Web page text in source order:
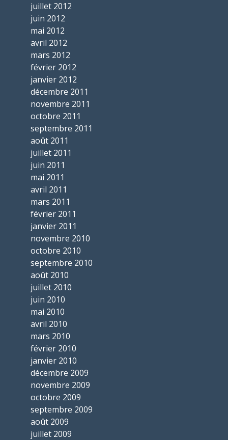
juillet 2012
juin 2012
mai 2012
avril 2012
mars 2012
février 2012
janvier 2012
décembre 2011
novembre 2011
octobre 2011
septembre 2011
août 2011
juillet 2011
juin 2011
mai 2011
avril 2011
mars 2011
février 2011
janvier 2011
novembre 2010
octobre 2010
septembre 2010
août 2010
juillet 2010
juin 2010
mai 2010
avril 2010
mars 2010
février 2010
janvier 2010
décembre 2009
novembre 2009
octobre 2009
septembre 2009
août 2009
juillet 2009